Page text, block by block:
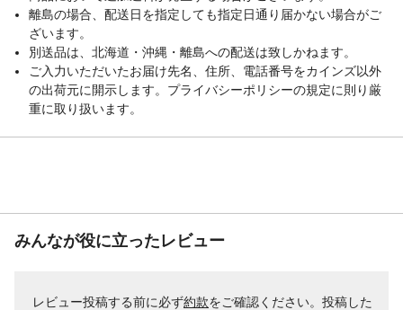
離島の場合、配送日を指定しても指定日通り届かない場合がご
ざいます。
別送品は、北海道・沖縄・離島への配送は致しかねます。
ご入力いただいたお届け先名、住所、電話番号をカインズ以外
の出荷元に開示します。プライバシーポリシーの規定に則り厳
重に取り扱います。
みんなが役に立ったレビュー
レビュー投稿する前に必ず約款をご確認ください。投稿した